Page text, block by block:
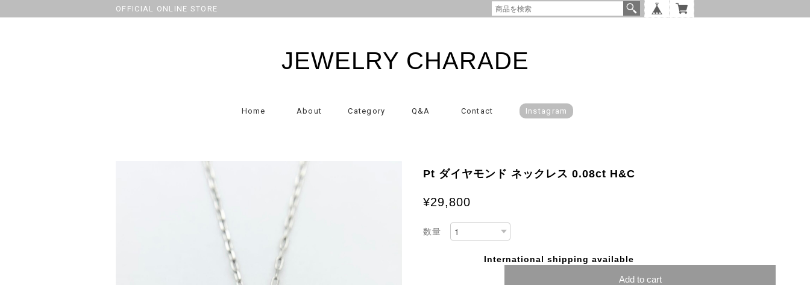
OFFICIAL ONLINE STORE
JEWELRY CHARADE
Home About Category Q&A Contact Instagram
Pt ダイヤモンド ネックレス 0.08ct H&C
¥29,800
数量
International shipping available
Add to cart